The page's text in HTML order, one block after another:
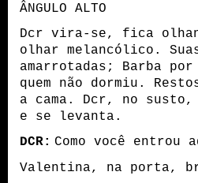
ÂNGULO ALTO
Dcr vira-se, fica
olhar melancólico.
amarrotadas; Barba
quem não dormiu.
a cama. Dcr, no
e se levanta.
DCR: Como você entrou
Valentina, na porta,